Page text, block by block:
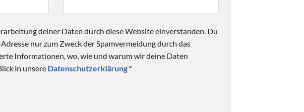
deiner Daten durch diese Website einverstanden. Du
nur zum Zweck der Spamvermeidung durch das
Informationen, wo, wie und warum wir deine Daten
in unsere Datenschutzerklärung *